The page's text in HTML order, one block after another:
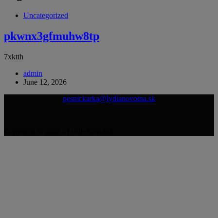
Uncategorized
pkwnx3gfmuhw8tp
7xktth
admin
June 12, 2026
pesnickarka@lydianovotna.sk